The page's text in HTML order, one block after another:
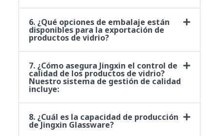
6. ¿Qué opciones de embalaje están
disponibles para la exportación de
productos de vidrio?
7. ¿Cómo asegura Jingxin el control de
calidad de los productos de vidrio?
Nuestro sistema de gestión de calidad
incluye:
8. ¿Cuál es la capacidad de producción
de Jingxin Glassware?